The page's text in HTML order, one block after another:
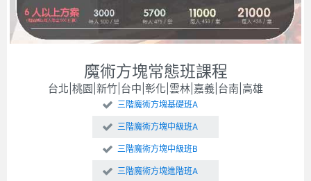
魔術方塊常態班課程
台北|桃園|新竹|台中|彰化|雲林|嘉義|台南|高雄
三階魔術方塊基礎班A
三階魔術方塊中級班A
三階魔術方塊中級班B
三階魔術方塊進階班A